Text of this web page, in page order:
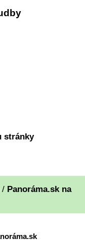
stránky
Panoráma.sk na